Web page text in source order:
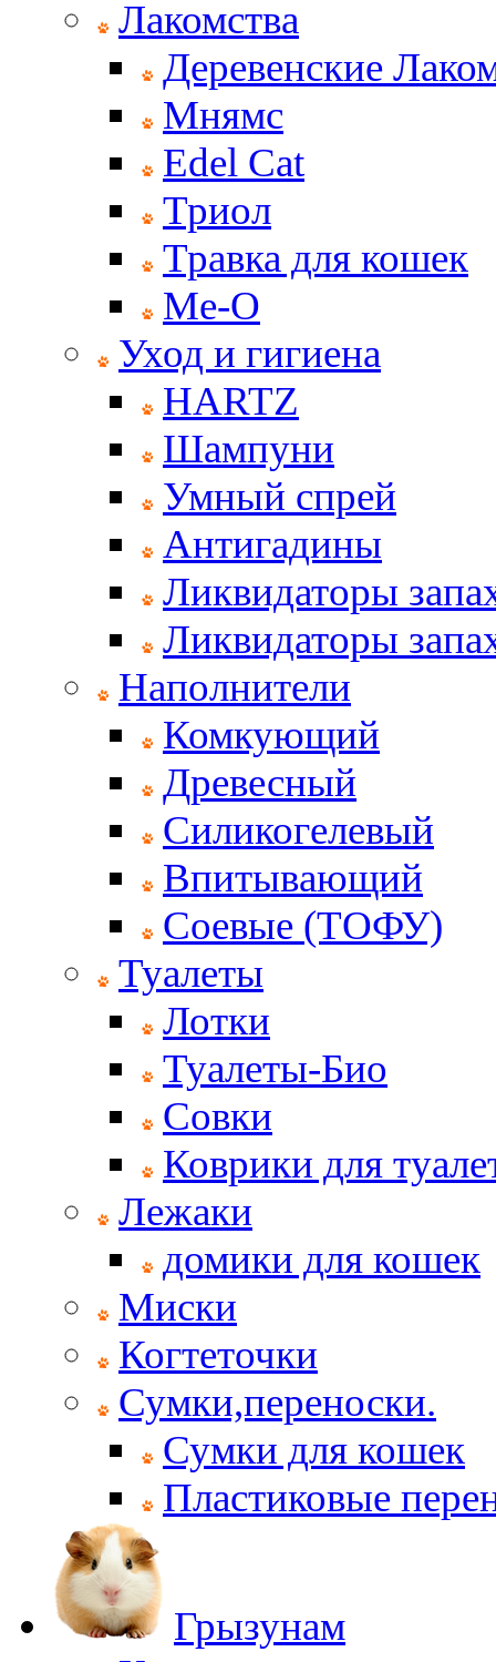
Лакомства
Деревенские
Мнямс
Edel Cat
Триол
Травка для кошек
Ме-О
Уход и гигиена
HARTZ
Шампуни
Умный спрей
Антигадины
Ликвидаторы
Ликвидаторы
Наполнители
Комкующий
Древесный
Силикогелевый
Впитывающий
Соевые (ТОФУ)
Туалеты
Лотки
Туалеты-Био
Совки
Коврики для
Лежаки
домики для кошек
Миски
Когтеточки
Сумки,переноски.
Сумки для кошек
Пластиковые
Грызунам